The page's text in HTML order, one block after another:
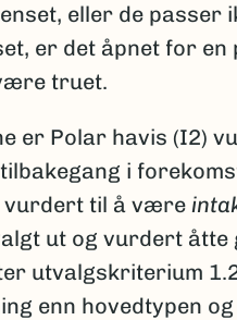
eller de passer
er det åpnet for
truet.
er Polar havis (I2)
i
vurdert til å være
ut og vurdert
utvalgskriterium
enn hovedtypen